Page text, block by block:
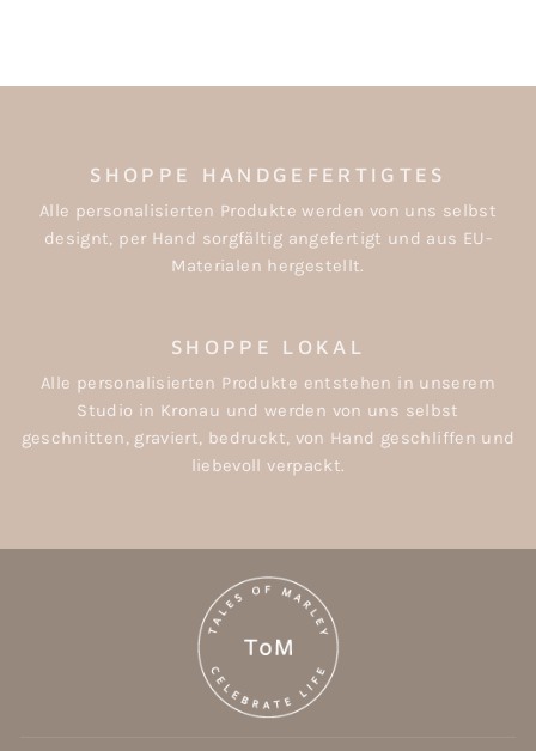
SHOPPE HANDGEFERTIGTES
Alle personalisierten Produkte werden von uns selbst
designt, per Hand sorgfältig angefertigt und aus EU-
Materialen hergestellt.
SHOPPE LOKAL
Alle personalisierten Produkte entstehen in unserem
Studio in Kronau und werden von uns selbst
geschnitten, graviert, bedruckt, von Hand geschliffen und
liebevoll verpackt.